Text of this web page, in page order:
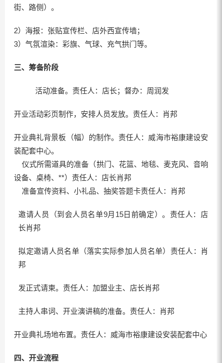
街、路侧）。
2）海报：张贴宣传栏、店外西宣传墙；
3）气氛渲染：彩旗、气球、充气拱门等。
三、筹备阶段
活动准备。责任人：店长；督办：周润发
开业活动彩页制作，安排人员发放。责任人：肖邦
开业典礼背景板（幅）的制作。责任人：威海市裕康建设安
装配套中心。
仪式所需道具的准备（拱门、花篮、地毯、麦克风、音响
设备、桌椅、**）责任人：店长肖邦
准备宣传资料、小礼品、抽奖答题卡责任人：肖邦
邀请人员（到会人员名单9月15日前确定）。责任人：店
长肖邦
拟定邀请人员名单（落实实际参加人员名单）责任人：肖
邦
发正式请柬。责任人：加盟业主、店长肖邦
主持人串词、开业演讲稿的准备。责任人：肖邦
开业典礼场地布置。责任人：威海市裕康建设安装配套中心
四、开业流程